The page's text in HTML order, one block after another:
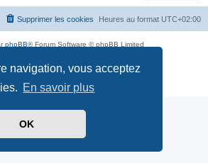
navigation, vous acceptez
En savoir plus
OK
Heures au format UTC+02:00
Supprimer les cookies
phpBB® Forum Software © phpBB Limited
des Pays par Sylver35» V 1.5.0
Confidentialité
Conditions